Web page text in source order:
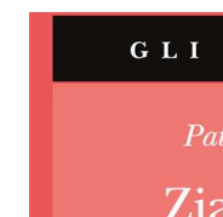
cellofan, non siamo
ribadisco la sua età e
capire cosa vogliono e